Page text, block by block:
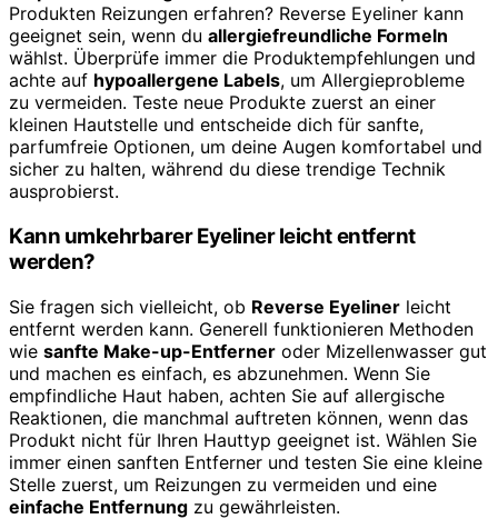
Produkten Reizungen erfahren? Reverse Eyeliner kann
geeignet sein, wenn du allergiefreundliche Formeln
wählst. Überprüfe immer die Produktempfehlungen und
achte auf hypoallergene Labels, um Allergieprobleme
zu vermeiden. Teste neue Produkte zuerst an einer
kleinen Hautstelle und entscheide dich für sanfte,
parfumfreie Optionen, um deine Augen komfortabel und
sicher zu halten, während du diese trendige Technik
ausprobierst.
Kann umkehrbarer Eyeliner leicht entfernt
werden?
Sie fragen sich vielleicht, ob Reverse Eyeliner leicht
entfernt werden kann. Generell funktionieren Methoden
wie sanfte Make-up-Entferner oder Mizellenwasser gut
und machen es einfach, es abzunehmen. Wenn Sie
empfindliche Haut haben, achten Sie auf allergische
Reaktionen, die manchmal auftreten können, wenn das
Produkt nicht für Ihren Hauttyp geeignet ist. Wählen Sie
immer einen sanften Entferner und testen Sie eine kleine
Stelle zuerst, um Reizungen zu vermeiden und eine
einfache Entfernung zu gewährleisten.